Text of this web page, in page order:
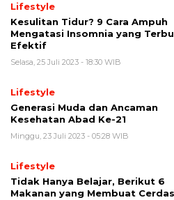
Lifestyle
Kesulitan Tidur? 9 Cara Ampuh
Mengatasi Insomnia yang
Efektif
Selasa, 25 Juli 2023 - 18:30 WIB
Lifestyle
Generasi Muda dan Ancaman
Kesehatan Abad Ke-21
Minggu, 23 Juli 2023 - 05:28 WIB
Lifestyle
Tidak Hanya Belajar, Berikut 6
Makanan yang Membuat Cerdas